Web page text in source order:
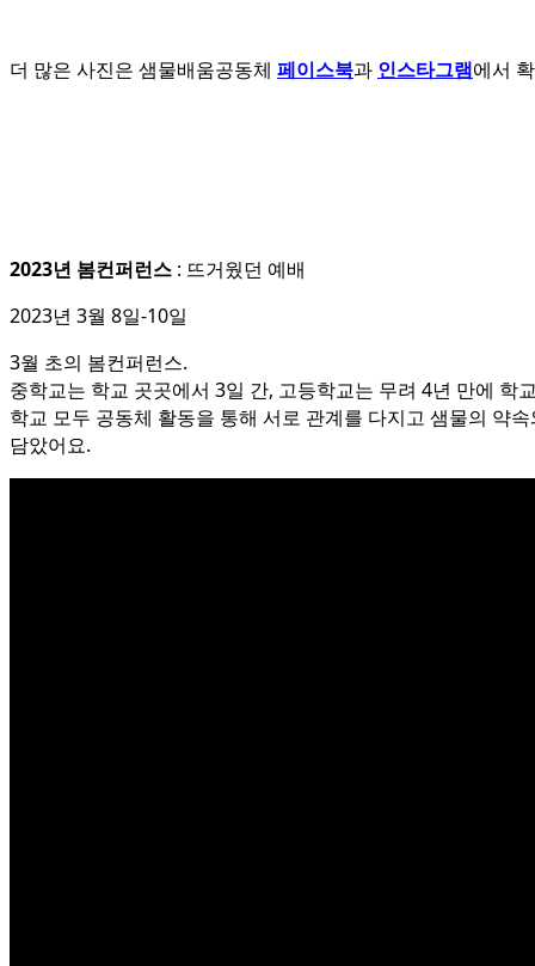
더 많은 사진은 샘물배움공동체 페이스북과 인스타그램에서
2023년 봄컨퍼런스 : 뜨거웠던 예배
2023년 3월 8일-10일
3월 초의 봄컨퍼런스.
중학교는 학교 곳곳에서 3일 간, 고등학교는 무려 4년 만에
학교 모두 공동체 활동을 통해 서로 관계를 다지고 샘물의 약
담았어요.